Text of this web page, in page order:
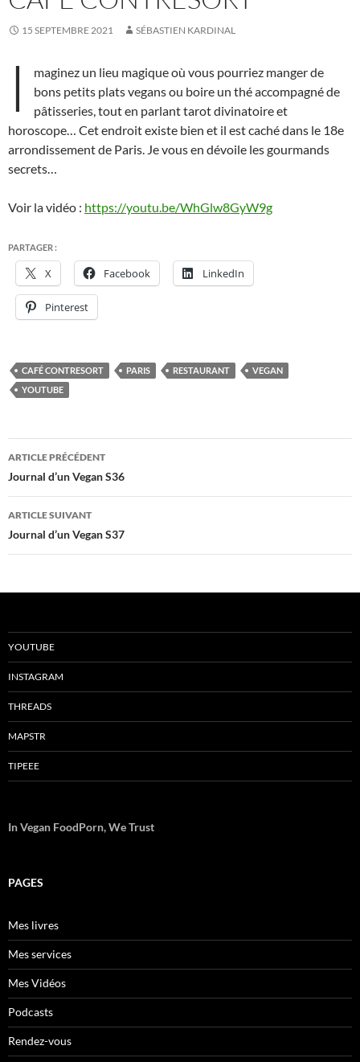
15 SEPTEMBRE 2021 SÉBASTIEN KARDINAL
I
maginez un lieu magique où vous pourriez manger de
bons petits plats vegans ou boire un thé accompagné de
pâtisseries, tout en parlant tarot divinatoire et
horoscope… Cet endroit existe bien et il est caché dans le 18e
arrondissement de Paris. Je vous en dévoile les gourmands
secrets…
Voir la vidéo : https://youtu.be/WhGlw8GyW9g
PARTAGER :
X Facebook LinkedIn
Pinterest
CAFÉ CONTRESORT PARIS RESTAURANT
VEGAN
YOUTUBE
Navigation
des
articles
ARTICLE PRÉCÉDENT
Journal d’un Vegan S36
ARTICLE SUIVANT
Journal d’un Vegan S37
YOUTUBE
INSTAGRAM
THREADS
MAPSTR
TIPEEE
In Vegan FoodPorn, We Trust
PAGES
Mes livres
Mes services
Mes Vidéos
Podcasts
Rendez-vous